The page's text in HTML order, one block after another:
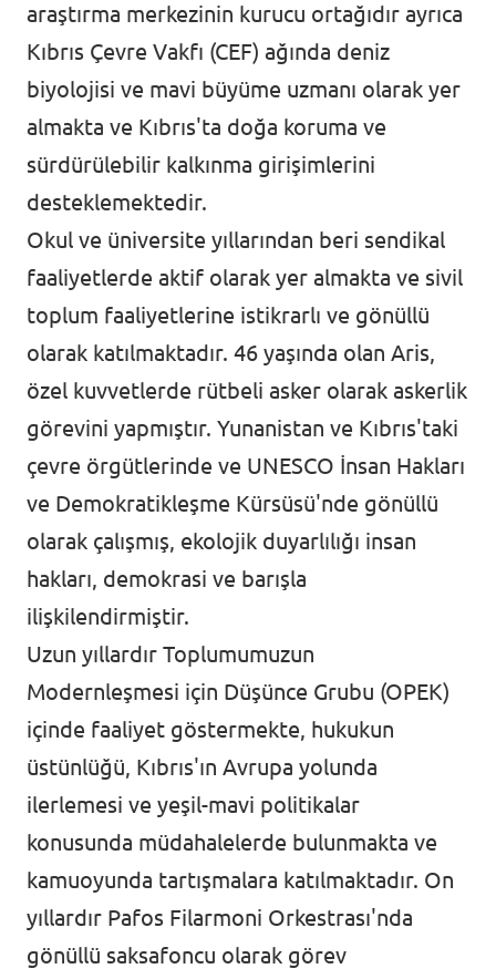
araştırma merkezinin kurucu ortağıdır ayrıca
Kıbrıs Çevre Vakfı (CEF) ağında deniz
biyolojisi ve mavi büyüme uzmanı olarak yer
almakta ve Kıbrıs'ta doğa koruma ve
sürdürülebilir kalkınma girişimlerini
desteklemektedir.
Okul ve üniversite yıllarından beri sendikal
faaliyetlerde aktif olarak yer almakta ve sivil
toplum faaliyetlerine istikrarlı ve gönüllü
olarak katılmaktadır. 46 yaşında olan Aris,
özel kuvvetlerde rütbeli asker olarak askerlik
görevini yapmıştır. Yunanistan ve Kıbrıs'taki
çevre örgütlerinde ve UNESCO İnsan Hakları
ve Demokratikleşme Kürsüsü'nde gönüllü
olarak çalışmış, ekolojik duyarlılığı insan
hakları, demokrasi ve barışla
ilişkilendirmiştir.
Uzun yıllardır Toplumumuzun
Modernleşmesi için Düşünce Grubu (OPEK)
içinde faaliyet göstermekte, hukukun
üstünlüğü, Kıbrıs'ın Avrupa yolunda
ilerlemesi ve yeşil-mavi politikalar
konusunda müdahalelerde bulunmakta ve
kamuoyunda tartışmalara katılmaktadır. On
yıllardır Pafos Filarmoni Orkestrası'nda
gönüllü saksafoncu olarak görev